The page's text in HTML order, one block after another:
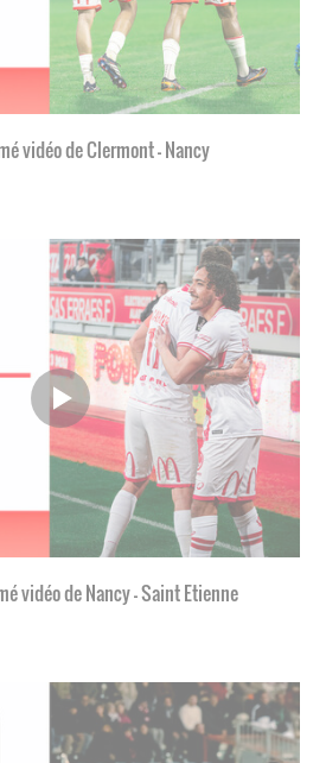
vidéo de Clermont - Nancy
vidéo de Nancy - Saint Etienne